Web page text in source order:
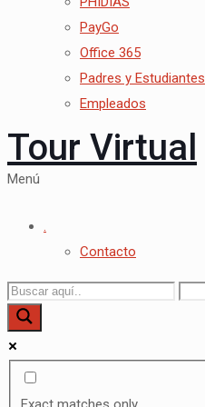
PayGo
Office 365
Padres y Estudiantes
Empleados
Tour Virtual
Menú
.
Contacto